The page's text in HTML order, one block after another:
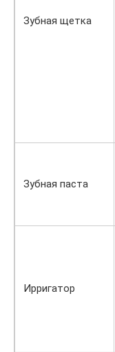
Зубная щетка
Зубная паста
Ирригатор